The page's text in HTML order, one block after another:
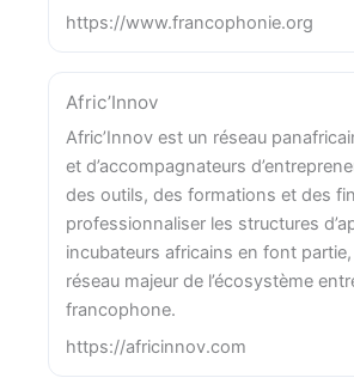
https://www.francophonie.org
Afric’Innov
Afric’Innov est un réseau
et d’accompagnateurs
des outils, des formations et des
professionnaliser les structures
incubateurs africains en font
réseau majeur de l’écosystème
francophone.
https://africinnov.com